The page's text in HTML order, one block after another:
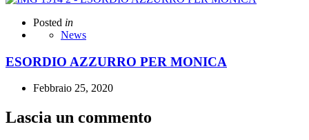
Posted in
News
ESORDIO AZZURRO PER MONICA
Febbraio 25, 2020
Lascia un commento